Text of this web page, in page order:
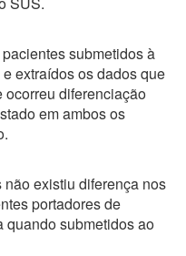
submetidos à
extraídos os dados que
ocorreu diferenciação
em ambos os
não existiu diferença nos
portadores de
quando submetidos ao